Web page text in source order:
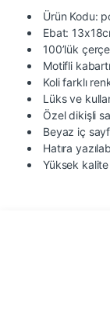
Ürün Kodu:
Ebat:
100’lük
Motifli
Koli farklı
Lüks ve
Özel dikişli
Beyaz iç
Hatıra
Yüksek kalite
Ürün resmi
Ürün